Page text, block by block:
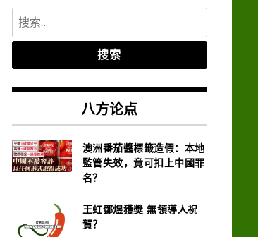
搜
索：
八方论点
澳洲番茄醬標籤造假：本地
監管失效，竟可扣上中國罪
名？
王虹鄧煜獲獎 無領導人祝
賀？